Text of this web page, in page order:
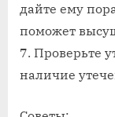
дайте ему
поможет
7. Проверьте
наличие